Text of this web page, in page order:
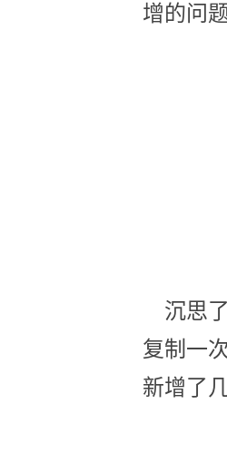
增的问
沉思了
复制一
新增了